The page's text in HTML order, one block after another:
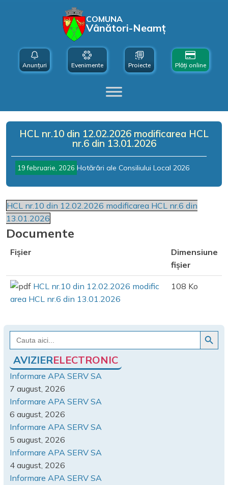
COMUNA
Vânători-Neamț
Anunțuri Evenimente Proiecte Plăți online
HCL nr.10 din 12.02.2026 modificarea HCL
nr.6 din 13.01.2026
19 februarie, 2026 Hotărâri ale Consiliului Local 2026
HCL nr.10 din 12.02.2026 modificarea HCL nr.6 din
13.01.2026
Documente
Fișier
Dimensiune
fișier
HCL nr.10 din 12.02.2026 modific
area HCL nr.6 din 13.01.2026
108 Ko
Search
for:
Search Button
AVIZIERELECTRONIC
Informare APA SERV SA
7 august, 2026
Informare APA SERV SA
6 august, 2026
Informare APA SERV SA
5 august, 2026
Informare APA SERV SA
4 august, 2026
Informare APA SERV SA